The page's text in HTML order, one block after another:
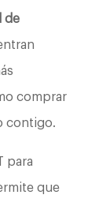
de
comprar
contigo.
para
que